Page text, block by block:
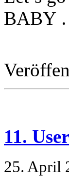
BABY
11.
25. April